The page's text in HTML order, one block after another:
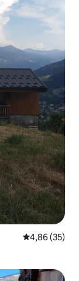
4,86 de uma
4,86 (35)